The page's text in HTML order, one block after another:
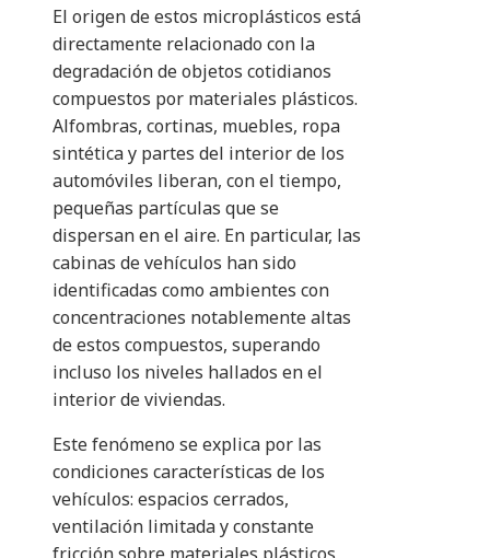
El origen de estos microplásticos está
directamente relacionado con la
degradación de objetos cotidianos
compuestos por materiales plásticos.
Alfombras, cortinas, muebles, ropa
sintética y partes del interior de los
automóviles liberan, con el tiempo,
pequeñas partículas que se
dispersan en el aire. En particular, las
cabinas de vehículos han sido
identificadas como ambientes con
concentraciones notablemente altas
de estos compuestos, superando
incluso los niveles hallados en el
interior de viviendas.
Este fenómeno se explica por las
condiciones características de los
vehículos: espacios cerrados,
ventilación limitada y constante